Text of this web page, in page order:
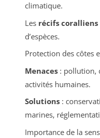
climatique.
Les récifs coralliens
d’espèces.
Protection des côtes
Menaces: pollution,
activités humaines.
Solutions:
marines,
Importance de la